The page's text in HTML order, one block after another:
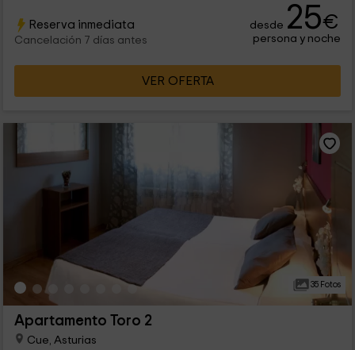
con todo tipo de lujos como jacuzzi o baño turco y con puerto
deportivo. Con decoración moderna pero atrayente, te
encantará este bonito loft de 2 camas simples y sofá-cama
des envidia a tus amigos, y calefacción con radiadores para
que nunca pases frío. Una estancia rural de lo más
recomendable.
Reserva inmediata
Cancelación 7 días antes
desde 25€
persona y noche
VER OFERTA
35 Fotos
Apartamento Toro 2
Cue, Asturias